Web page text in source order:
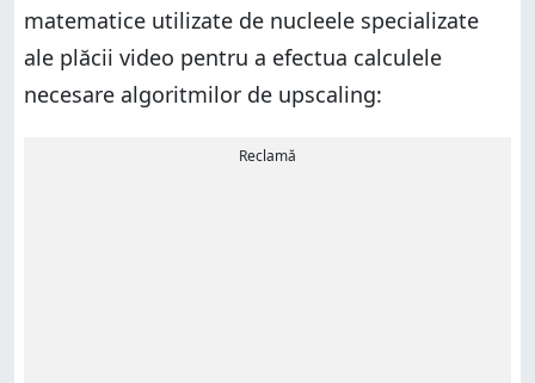
matematice utilizate de nucleele specializate
ale plăcii video pentru a efectua calculele
necesare algoritmilor de upscaling:
Reclamă